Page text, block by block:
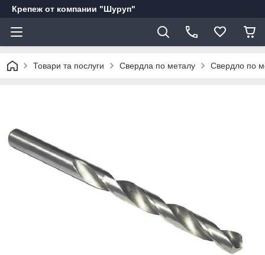
Крепеж от компании "Шуруп"
Товари та послуги Свердла по металу Свердло по